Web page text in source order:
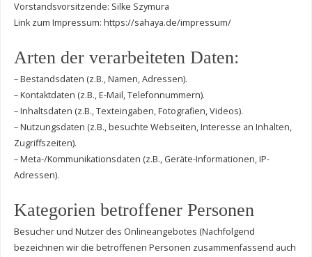
Vorstandsvorsitzende: Silke Szymura
Link zum Impressum: https://sahaya.de/impressum/
Arten der verarbeiteten Daten:
– Bestandsdaten (z.B., Namen, Adressen).
– Kontaktdaten (z.B., E-Mail, Telefonnummern).
– Inhaltsdaten (z.B., Texteingaben, Fotografien, Videos).
– Nutzungsdaten (z.B., besuchte Webseiten, Interesse an Inhalten,
Zugriffszeiten).
– Meta-/Kommunikationsdaten (z.B., Geräte-Informationen, IP-
Adressen).
Kategorien betroffener Personen
Besucher und Nutzer des Onlineangebotes (Nachfolgend
bezeichnen wir die betroffenen Personen zusammenfassend auch